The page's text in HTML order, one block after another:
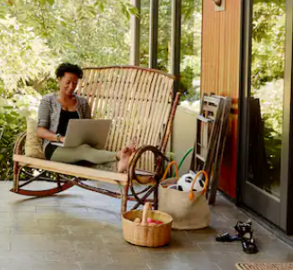
le bas pour les parcourir ou en appuyant et